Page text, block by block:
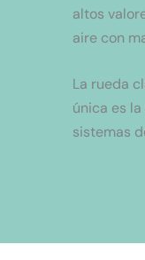
altos
aire con
La rueda
única es
sistemas